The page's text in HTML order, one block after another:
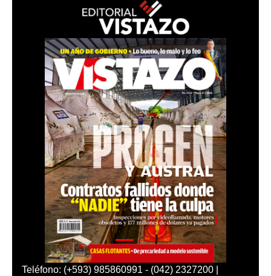
Teléfono: (+593) 985860991 - (042) 2327200 |